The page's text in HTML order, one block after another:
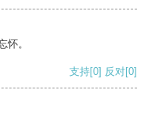
怀。
支持[0] 反对[0]